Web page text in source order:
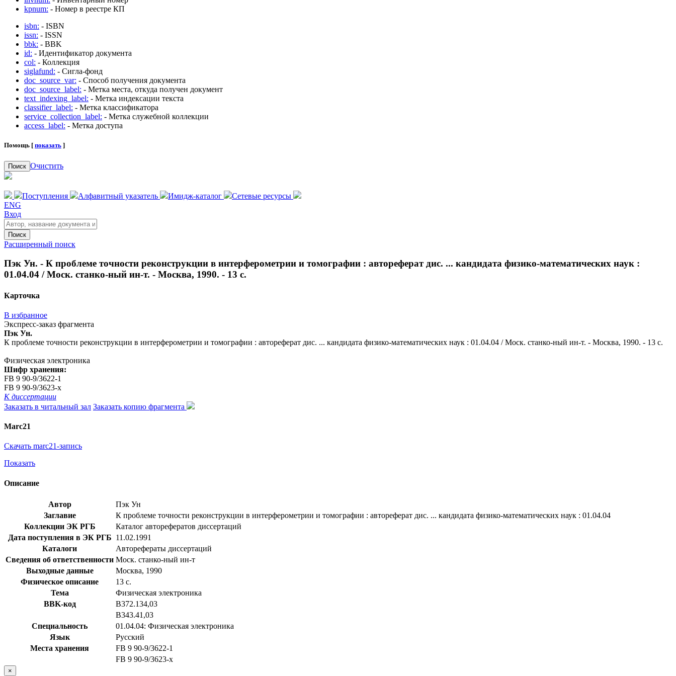
kpnum: - Номер в реестре КП
isbn: - ISBN
issn: - ISSN
bbk: - BBK
id: - Идентификатор документа
col: - Коллекция
siglafund: - Сигла-фонд
doc_source_var: - Способ получения документа
doc_source_label: - Метка места, откуда получен документ
text_indexing_label: - Метка индексации текста
classifier_label: - Метка классификатора
service_collection_label: - Метка служебной коллекции
access_label: - Метка доступа
Помощь [ показать ]
Поиск Очистить
Поступления Алфавитный указатель Имидж-каталог
Сетевые ресурсы
ENG
Вход
Поиск
Расширенный поиск
Пэк Ун. - К проблеме точности реконструкции в интерферометрии и томографии : автореферат дис. ... кандидата физико-математических наук :
01.04.04 / Моск. станко-ный ин-т. - Москва, 1990. - 13 с.
Карточка
В избранное
Экспресс-заказ фрагмента
Пэк Ун.
К проблеме точности реконструкции в интерферометрии и томографии : автореферат дис. ... кандидата физико-математических наук : 01.04.04 / Моск. станко-ный ин-т. - Москва, 1990. - 13 с.
Физическая электроника
Шифр хранения:
FB 9 90-9/3622-1
FB 9 90-9/3623-x
К диссертации
Заказать в читальный зал Заказать копию фрагмента
Marc21
Скачать marc21-запись
Показать
Описание
Автор
Пэк Ун
Заглавие
К проблеме точности реконструкции в интерферометрии и томографии : автореферат дис. ... кандидата физико-математических наук : 01.04.04
Коллекции ЭК РГБ
Каталог авторефератов диссертаций
Дата поступления в ЭК РГБ 11.02.1991
Каталоги
Авторефераты диссертаций
Сведения об ответственности Моск. станко-ный ин-т
Выходные данные
Москва, 1990
Физическое описание
13 с.
Тема
Физическая электроника
BBK-код
В372.134,03
В343.41,03
Специальность
01.04.04: Физическая электроника
Язык
Русский
Места хранения
FB 9 90-9/3622-1
FB 9 90-9/3623-x
×